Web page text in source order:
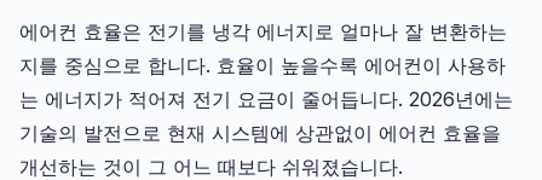
에어컨 효율은 전기를 냉각 에너지로 얼마나 잘 변환하는
지를 중심으로 합니다. 효율이 높을수록 에어컨이 사용하
는 에너지가 적어져 전기 요금이 줄어듭니다. 2026년에는
기술의 발전으로 현재 시스템에 상관없이 에어컨 효율을
개선하는 것이 그 어느 때보다 쉬워졌습니다.